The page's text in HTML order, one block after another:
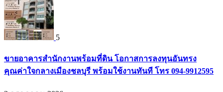
5
ขายอาคารสำนักงานพร้อมที่ดิน โอกาสการลงทุนอันทรง
คุณค่าใจกลางเมืองชลบุรี พร้อมใช้งานทันที โทร 094-9912595